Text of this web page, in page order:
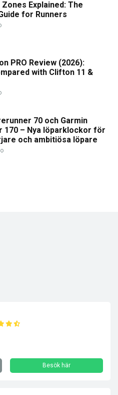
Explained: The
for Runners
PRO Review (2026):
with Clifton 11 &
70 och Garmin
170 – Nya löparklockor för
och ambitiösa löpare
Besök här